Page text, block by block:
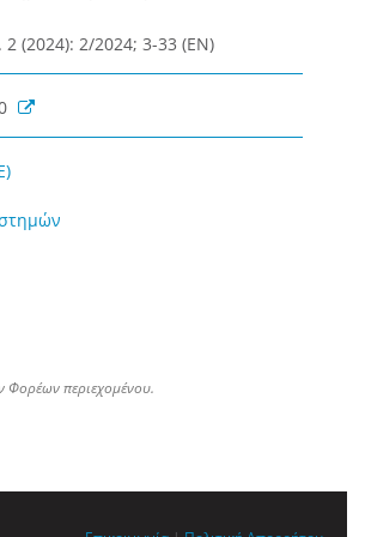
(2024): 2/2024; 3-33 (EN)
Φορέων περιεχομένου.